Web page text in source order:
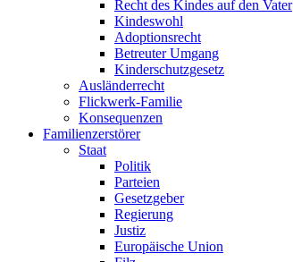
Recht des Kindes auf den Vater
Kindeswohl
Adoptionsrecht
Betreuter Umgang
Kinderschutzgesetz
Ausländerrecht
Flickwerk-Familie
Konsequenzen
Familienzerstörer
Staat
Politik
Parteien
Gesetzgeber
Regierung
Justiz
Europäische Union